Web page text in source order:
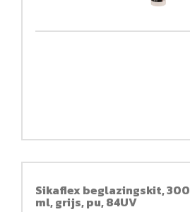
Sikaflex beglazingskit, 300
ml, grijs, pu, 84UV